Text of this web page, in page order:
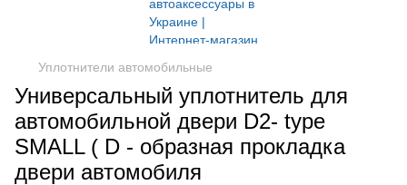
Уплотнители автомобильные
Универсальный уплотнитель для
автомобильной двери D2- type
SMALL ( D - образная прокладка
двери автомобиля